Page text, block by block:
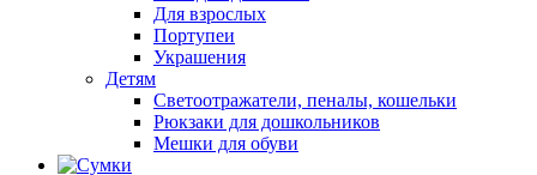
Для взрослых
Портупеи
Украшения
Детям
Светоотражатели, пеналы, кошельки
Рюкзаки для дошкольников
Мешки для обуви